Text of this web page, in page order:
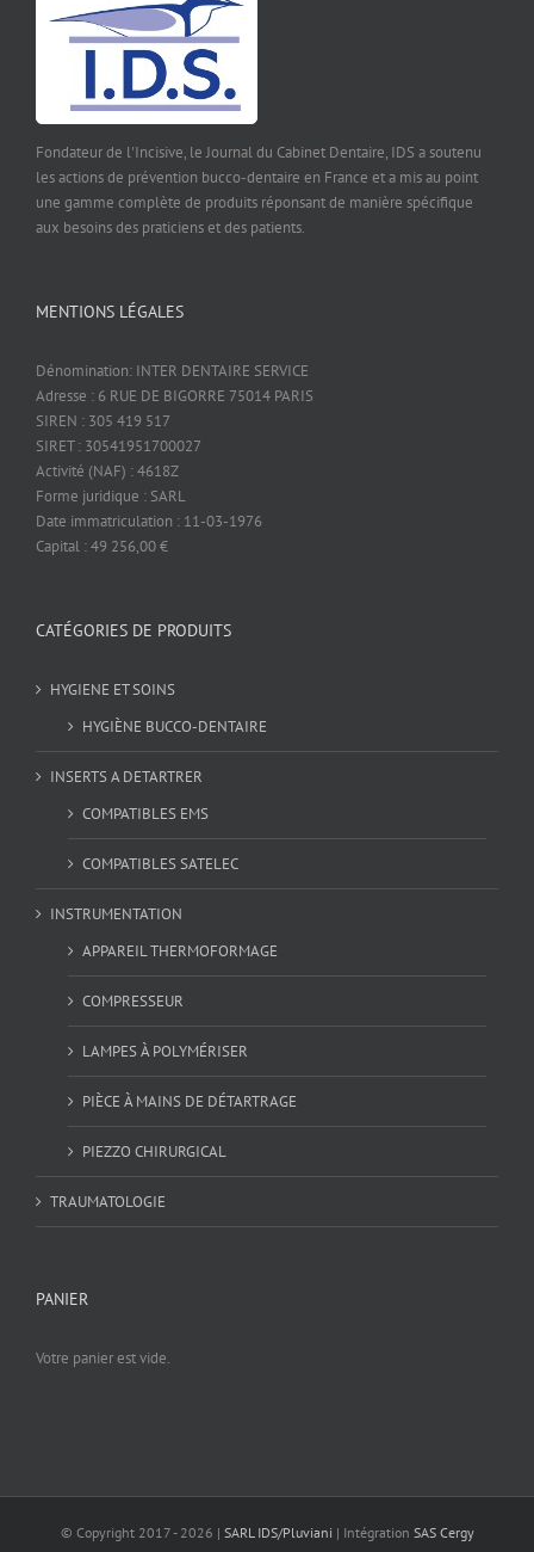
Fondateur de l'Incisive, le Journal du Cabinet Dentaire, IDS a soutenu
les actions de prévention bucco-dentaire en France et a mis au point
une gamme complète de produits réponsant de manière spécifique
aux besoins des praticiens et des patients.
MENTIONS LÉGALES
Dénomination: INTER DENTAIRE SERVICE
Adresse : 6 RUE DE BIGORRE 75014 PARIS
SIREN : 305 419 517
SIRET : 30541951700027
Activité (NAF) : 4618Z
Forme juridique : SARL
Date immatriculation : 11-03-1976
Capital : 49 256,00 €
CATÉGORIES DE PRODUITS
HYGIENE ET SOINS
HYGIÈNE BUCCO-DENTAIRE
INSERTS A DETARTRER
COMPATIBLES EMS
COMPATIBLES SATELEC
INSTRUMENTATION
APPAREIL THERMOFORMAGE
COMPRESSEUR
LAMPES À POLYMÉRISER
PIÈCE À MAINS DE DÉTARTRAGE
PIEZZO CHIRURGICAL
TRAUMATOLOGIE
PANIER
Votre panier est vide.
© Copyright 2017 - 2026 | SARL IDS/Pluviani | Intégration SAS Cergy